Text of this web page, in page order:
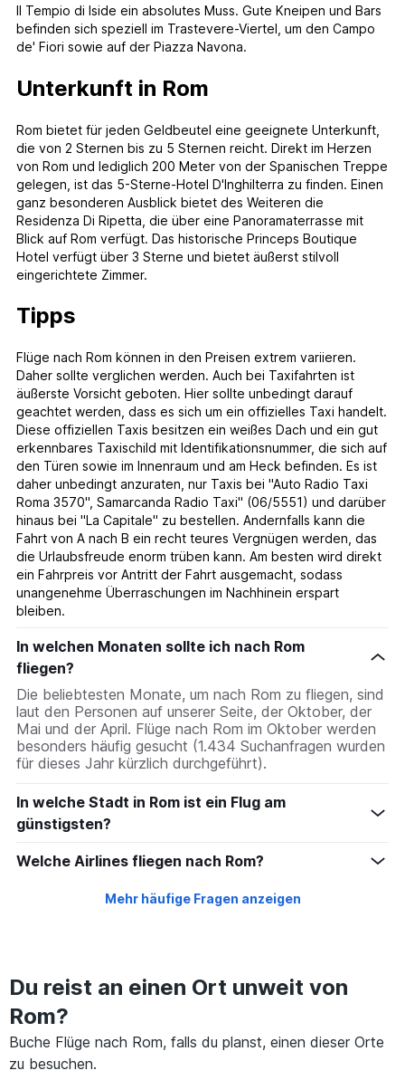
Il Tempio di Iside ein absolutes Muss. Gute Kneipen und Bars
befinden sich speziell im Trastevere-Viertel, um den Campo
de' Fiori sowie auf der Piazza Navona.
Unterkunft in Rom
Rom bietet für jeden Geldbeutel eine geeignete Unterkunft,
die von 2 Sternen bis zu 5 Sternen reicht. Direkt im Herzen
von Rom und lediglich 200 Meter von der Spanischen Treppe
gelegen, ist das 5-Sterne-Hotel D'Inghilterra zu finden. Einen
ganz besonderen Ausblick bietet des Weiteren die
Residenza Di Ripetta, die über eine Panoramaterrasse mit
Blick auf Rom verfügt. Das historische Princeps Boutique
Hotel verfügt über 3 Sterne und bietet äußerst stilvoll
eingerichtete Zimmer.
Tipps
Flüge nach Rom können in den Preisen extrem variieren.
Daher sollte verglichen werden. Auch bei Taxifahrten ist
äußerste Vorsicht geboten. Hier sollte unbedingt darauf
geachtet werden, dass es sich um ein offizielles Taxi handelt.
Diese offiziellen Taxis besitzen ein weißes Dach und ein gut
erkennbares Taxischild mit Identifikationsnummer, die sich auf
den Türen sowie im Innenraum und am Heck befinden. Es ist
daher unbedingt anzuraten, nur Taxis bei "Auto Radio Taxi
Roma 3570", Samarcanda Radio Taxi" (06/5551) und darüber
hinaus bei "La Capitale" zu bestellen. Andernfalls kann die
Fahrt von A nach B ein recht teures Vergnügen werden, das
die Urlaubsfreude enorm trüben kann. Am besten wird direkt
ein Fahrpreis vor Antritt der Fahrt ausgemacht, sodass
unangenehme Überraschungen im Nachhinein erspart
bleiben.
In welchen Monaten sollte ich nach Rom
fliegen?
Die beliebtesten Monate, um nach Rom zu fliegen, sind
laut den Personen auf unserer Seite, der Oktober, der
Mai und der April. Flüge nach Rom im Oktober werden
besonders häufig gesucht (1.434 Suchanfragen wurden
für dieses Jahr kürzlich durchgeführt).
In welche Stadt in Rom ist ein Flug am
günstigsten?
Welche Airlines fliegen nach Rom?
Mehr häufige Fragen anzeigen
Du reist an einen Ort unweit von
Rom?
Buche Flüge nach Rom, falls du planst, einen dieser Orte
zu besuchen.